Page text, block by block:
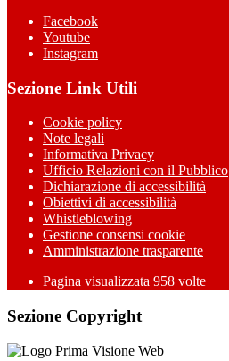
Facebook
Youtube
Instagram
Sezione Link Utili
Cookie policy
Note legali
Informativa Privacy
Ufficio Relazioni con il Pubblico
Dichiarazione di accessibilità
Obiettivi di accessibilità
Whistleblowing
Gestione consensi cookie
Amministrazione trasparente
Pagina visualizzata 958 volte
Sezione Copyright